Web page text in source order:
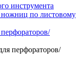
инструмента
по листовому
перфораторов/